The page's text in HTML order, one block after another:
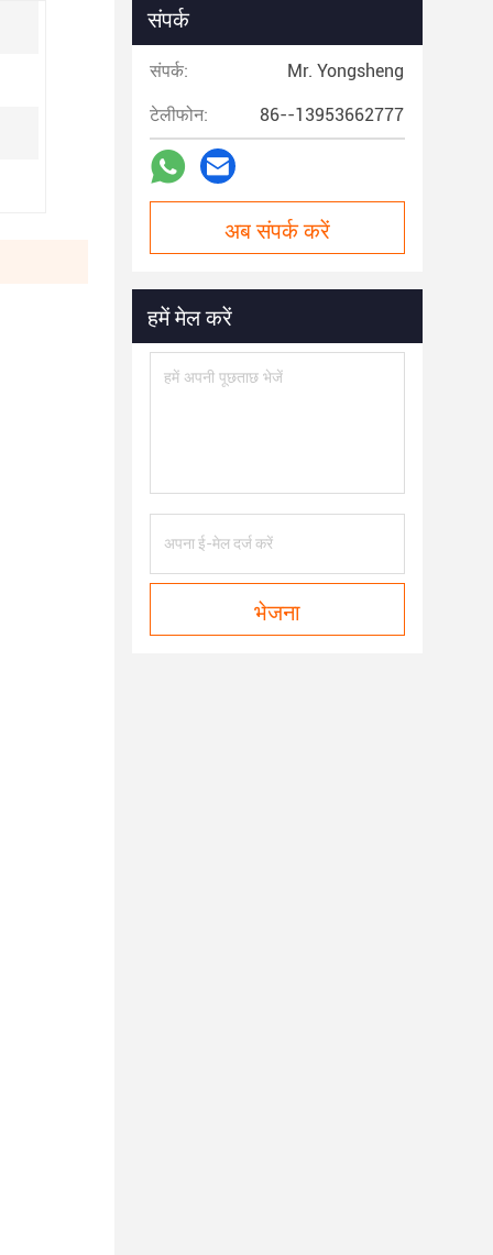
संपर्क
संपर्क: Mr. Yongsheng
टेलीफोन: 86--13953662777
अब संपर्क करें
हमें मेल करें
भेजना